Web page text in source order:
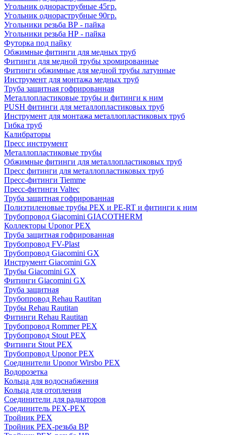
Угольник однораструбные 45гр.
Угольник однораструбные 90гр.
Угольники резьба ВР - пайка
Угольники резьба НР - пайка
Футорка под пайку
Обжимные фитинги для медных труб
Фитинги для медной трубы хромированные
Фитинги обжимные для медной трубы латунные
Инструмент для монтажа медных труб
Труба защитная гофрированная
Металлопластиковые трубы и фитинги к ним
PUSH фитинги для металлопластиковых труб
Инструмент для монтажа металлопластиковых труб
Гибка труб
Калибраторы
Пресс инструмент
Металлопластиковые трубы
Обжимные фитинги для металлопластиковых труб
Пресс фитинги для металлопластиковых труб
Пресс-фитинги Tiemme
Пресс-фитинги Valtec
Труба защитная гофрированная
Полиэтиленовые трубы PEX и PE-RT и фитинги к ним
Трубопровод Giacomini GIACOTHERM
Коллекторы Uponor PEX
Труба защитная гофрированная
Трубопровод FV-Plast
Трубопровод Giacomini GX
Инструмент Giacomini GX
Трубы Giacomini GX
Фитинги Giacomini GX
Труба защитная
Трубопровод Rehau Rautitan
Трубы Rehau Rautitan
Фитинги Rehau Rautitan
Трубопровод Rommer PEX
Трубопровод Stout PEX
Фитинги Stout PEX
Трубопровод Uponor PEX
Соединители Uponor Wirsbo PEX
Водорозетка
Кольца для водоснабжения
Кольца для отопления
Соединители для радиаторов
Соединитель PEX-PEX
Тройник PEX
Тройник PEX-резьба ВР